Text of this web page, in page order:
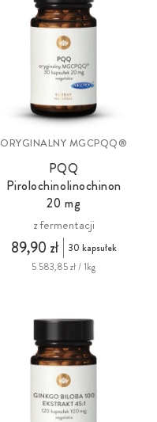
ORYGINALNY MGCPQQ®
PQQ
Pirolochinolinochinon
20 mg
z fermentacji
89,90 zł
30 kapsułek
5 583,85 zł / 1kg